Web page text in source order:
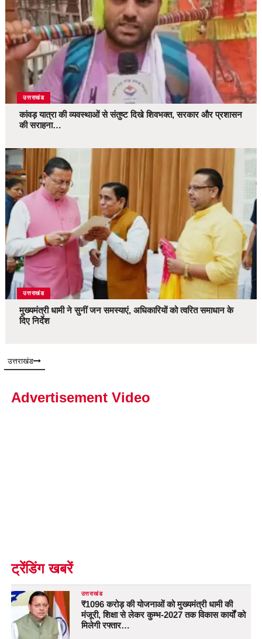
उत्तराखंड
कांवड़ यात्रा की व्यवस्थाओं से संतुष्ट दिखे शिवभक्त, सरकार और प्रशासन
की सराहना…
उत्तराखंड
मुख्यमंत्री धामी ने सुनीं जन समस्याएं, अधिकारियों को त्वरित समाधान के
दिए निर्देश
उत्तराखंड
Advertisement Video
ट्रेंडिंग खबरें
उत्तराखंड
₹1096 करोड़ की योजनाओं को मुख्यमंत्री धामी की
मंजूरी, शिक्षा से लेकर कुम्भ-2027 तक विकास कार्यों को
मिलेगी रफ्तार…